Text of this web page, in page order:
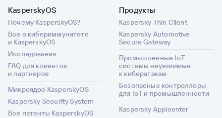
KasperskyOS
Почему KasperskyOS?
Все о кибериммунитете
и KasperskyOS
Исследования
FAQ для клиентов
и партнеров
Микроядро KasperskyOS
Kaspersky Security System
Все патенты KasperskyOS
Продукты
Kaspersky Thin Client
Kaspersky Automotive
Secure Gateway
Промышленные IoT-
системы неуязвимые
к кибератакам
Безопасные контроллеры
для IoT и промышленности
Kaspersky Appicenter